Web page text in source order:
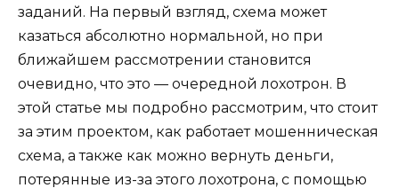
заданий. На первый взгляд, схема может
казаться абсолютно нормальной, но при
ближайшем рассмотрении становится
очевидно, что это — очередной лохотрон. В
этой статье мы подробно рассмотрим, что стоит
за этим проектом, как работает мошенническая
схема, а также как можно вернуть деньги,
потерянные из-за этого лохотрона, с помощью